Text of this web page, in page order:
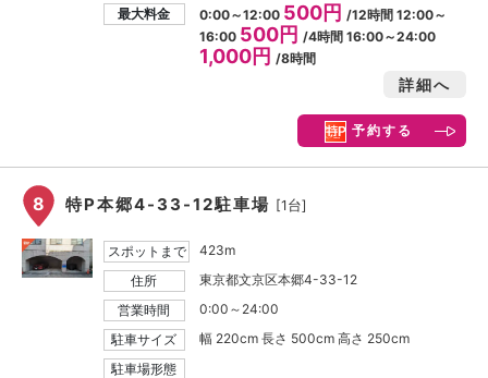
最大料金
0:00～12:00 500円/12時間 12:00～
16:00 500円/4時間 16:00～24:00
1,000円/8時間
詳細へ
予約する
8 特P本郷4-33-12駐車場 [1台]
スポットまで
423m
住所
東京都文京区本郷4-33-12
営業時間
0:00～24:00
駐車サイズ
幅 220cm 長さ 500cm 高さ 250cm
駐車場形態